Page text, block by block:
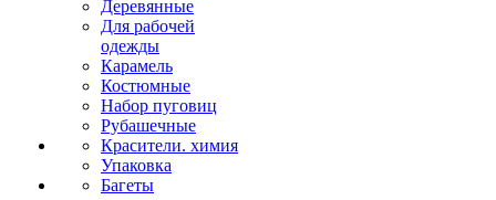
Деревянные
Для рабочей
одежды
Карамель
Костюмные
Набор пуговиц
Рубашечные
Красители. химия
Упаковка
Багеты